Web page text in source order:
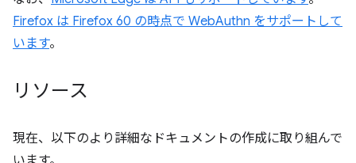
Firefox は Firefox 60 の時点で WebAuthn をサポートして
います。
リソース
現在、以下のより詳細なドキュメントの作成に取り組んで